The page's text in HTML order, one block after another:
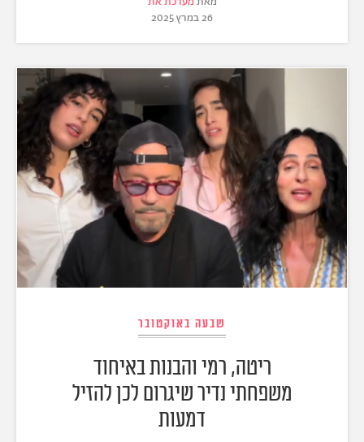
26 במרץ 2025
שבעה באוקטובר
ריטה, רמי והבנות באיחוד
משפחתי נדיר שיגרום לכן להזיל
דמעות